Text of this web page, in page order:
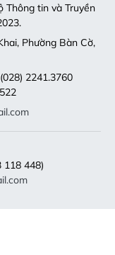
Thông tin và Truyền
Phường Bàn Cờ,
2241.3760
118 448)